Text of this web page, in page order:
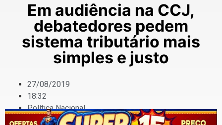
Em audiência na CCJ,
debatedores pedem
sistema tributário mais
simples e justo
27/08/2019
18:32
Política Nacional